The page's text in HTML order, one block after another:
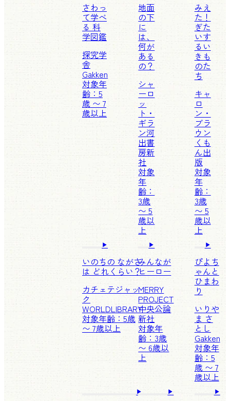
さわっ
て学べ
る 科
学図鑑
探究学
舎
Gakken
対象年
齢：5
歳 〜 7
歳以上
地面
の下
に
は、
何が
ある
の？
シャ
ーロ
ッ
ト・
ギラ
ン河
出書
房新
社
対象
年
齢：
3歳
〜 5
歳以
上
みえ
た！
ぎた
いす
るい
きも
のた
ち
キャ
ロ
ン・
ブラ
ウン
くも
ん出
版
対象
年
齢：
3歳
〜 5
歳以
上
いのちの ながさ
は どれくらい？
カチェテジャッ
ク
WORLDLIBRARY
対象年齢：5歳
〜 7歳以上
みんなが
ヒーロー
MERRY
PROJECT
中央公論
新社
対象年
齢：3歳
〜 6歳以
上
ぴよち
ゃんと
ひまわ
り
いりや
ま さ
とし
Gakken
対象年
齢：5
歳 〜 7
歳以上